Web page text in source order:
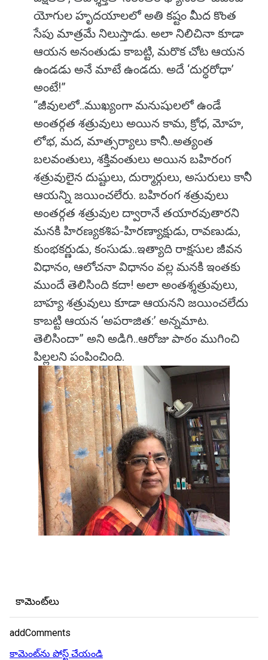
యోగుల హృదయాలలో అతి కష్టం మీద కొంత
సేపు మాత్రమే నిలుస్తాడు. అలా నిలిచినా కూడా
ఆయన అనంతుడు కాబట్టి, మరొక చోట ఆయన
ఉండడు అనే మాటే ఉండదు. అదే ‘దుర్ధరోధా’
అంటే!”
“జీవులలో..ముఖ్యంగా మనుషులలో ఉండే
అంతర్గత శత్రువులు అయిన కామ, క్రోధ, మోహ,
లోభ, మద, మాత్సర్యాలు కానీ..అత్యంత
బలవంతులు, శక్తివంతులు అయిన బహిరంగ
శత్రువులైన దుష్టులు, దుర్మార్గులు, అసురులు కానీ
ఆయన్ని జయించలేరు. బహిరంగ శత్రువులు
అంతర్గత శత్రువుల ద్వారానే తయారవుతారని
మనకి హిరణ్యకశిప-హిరణ్యాక్షుడు, రావణుడు,
కుంభకర్ణుడు, కంసుడు..ఇత్యాది రాక్షసుల జీవన
విధానం, ఆలోచనా విధానం వల్ల మనకి ఇంతకు
ముందే తెలిసింది కదా! అలా అంతశ్శత్రువులు,
బాహ్య శత్రువులు కూడా ఆయనని జయించలేదు
కాబట్టి ఆయన ‘అపరాజిత:’ అన్నమాట.
తెలిసిందా” అని అడిగి..ఆరోజు పాఠం ముగించి
పిల్లలని పంపించింది.
కామెంట్‌లు
addComments
కామెంట్‌ను పోస్ట్ చేయండి